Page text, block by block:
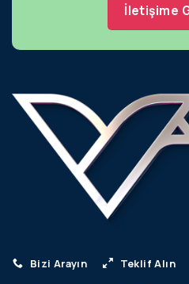
İletişime
Bizi Arayın Teklif Alın